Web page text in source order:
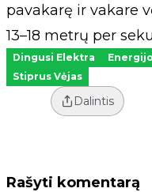
pavakarę ir vakare
13–18 metrų per
Dingusi Elektra
Stiprus Vėjas
Dalintis
Rašyti komentarą